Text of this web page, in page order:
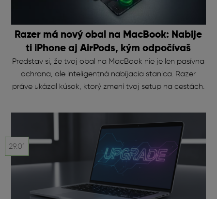
Razer má nový obal na MacBook: Nabije
ti iPhone aj AirPods, kým odpočívaš
Predstav si, že tvoj obal na MacBook nie je len pasívna
ochrana, ale inteligentná nabíjacia stanica. Razer
práve ukázal kúsok, ktorý zmení tvoj setup na cestách.
29.01